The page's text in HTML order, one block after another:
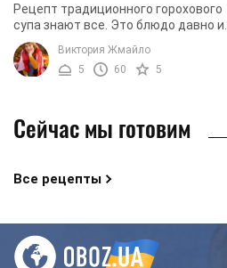
Рецепт традиционного горохового
супа знают все. Это блюдо давно и
прочно заняло свое место во многих
кухнях мира. Сегодня мы хотим
предложить вам ...
Виктория Жмайло
5
60 5
Сейчас мы готовим
Все рецепты